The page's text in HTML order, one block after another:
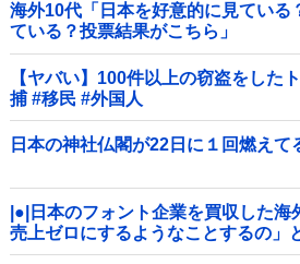
海外10代「日本を好意的に見ている
ている？投票結果がこちら」
【ヤバい】100件以上の窃盗をした
捕 #移民 #外国人
日本の神社仏閣が22日に１回燃えて
|●|日本のフォント企業を買収した海
売上ゼロにするようなことするの」
方針転換を……